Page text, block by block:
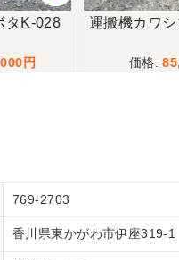
タK-028 運搬機カワ
769-2703
香川県東かがわ市伊座319-1